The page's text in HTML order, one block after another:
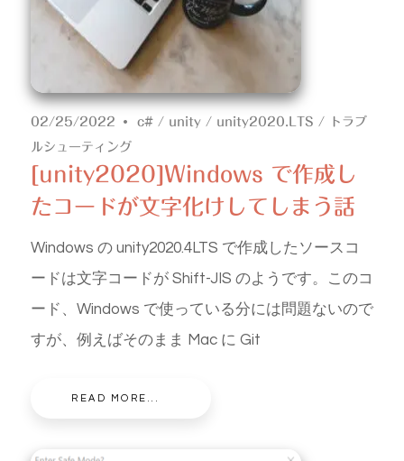
02/25/2022 c# / unity / unity2020.LTS /
トラブ
ルシューティング
[unity2020]Windows で作成し
たコードが文字化けしてしまう話
Windows の unity2020.4LTS で作成したソースコ
ードは文字コードが Shift-JIS のようです。このコ
ード、Windows で使っている分には問題ないので
すが、例えばそのまま Mac に Git
READ MORE...